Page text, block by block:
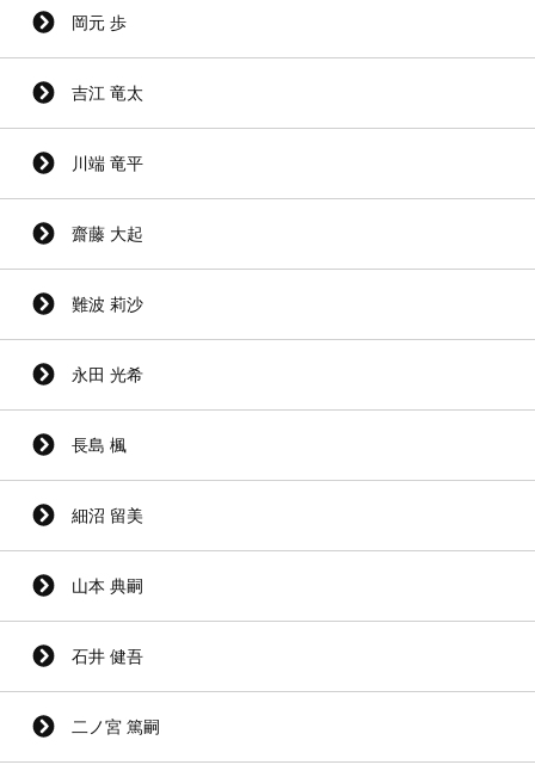
岡元 歩
吉江 竜太
川端 竜平
齋藤 大起
難波 莉沙
永田 光希
長島 楓
細沼 留美
山本 典嗣
石井 健吾
二ノ宮 篤嗣